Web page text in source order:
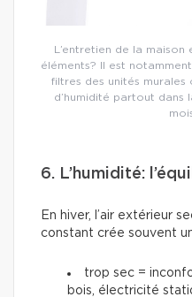
L’entretien de la maison
éléments? Il est
filtres des unités
d’humidité partout dans
6. L’humidité:
En hiver, l’air extérieur
constant crée souvent
trop sec =
bois, électricité